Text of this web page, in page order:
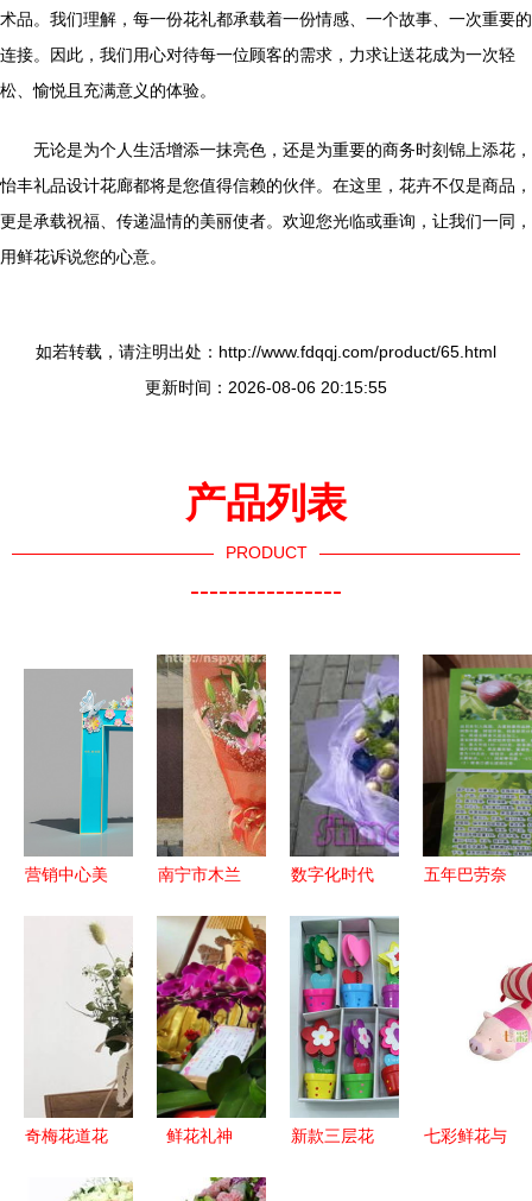
术品。我们理解，每一份花礼都承载着一份情感、一个故事、一次重要的
连接。因此，我们用心对待每一位顾客的需求，力求让送花成为一次轻
松、愉悦且充满意义的体验。
无论是为个人生活增添一抹亮色，还是为重要的商务时刻锦上添花，
怡丰礼品设计花廊都将是您值得信赖的伙伴。在这里，花卉不仅是商品，
更是承载祝福、传递温情的美丽使者。欢迎您光临或垂询，让我们一同，
用鲜花诉说您的心意。
如若转载，请注明出处：http://www.fdqqj.com/product/65.html
更新时间：2026-08-06 20:15:55
产品列表
PRODUCT
----------------
营销中心美
卉礼品如何
精准提升销
售转化
南宁市木兰
花卉热卖促
销分析报告
数字化时代
鲜花礼品与
专递服务的
价值重塑
五年巴劳奈
今年头条礼
品花卉销售
新趋势
奇梅花道花
鲜花礼神
新款三层花
七彩鲜花与